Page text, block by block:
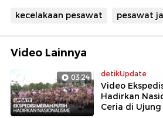
kecelakaan pesawat pesawat
Video Lainnya
03:24 detikUpdate
Video
Hadirkan
Ceria di Ujung